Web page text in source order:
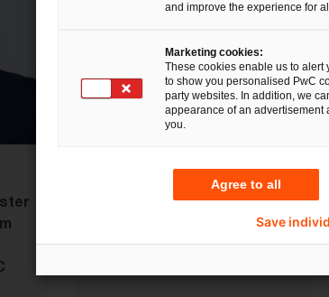
Jan-Hendrik Baumert
Ihr Branchenexperte für den
öffentlichen Sektor und die
Energiewirtschaft, PwC
and improve the experience for
Marketing cookies:
These cookies enable us to alert
to show you personalised PwC
party websites. In addition, we
appearance of an advertisement
you.
Agree to all
Save